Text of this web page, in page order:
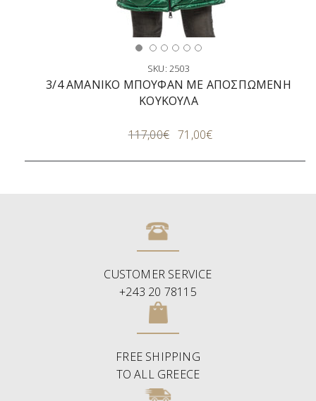
SKU: 2503
3/4 ΑΜΑΝΙΚΟ ΜΠΟΥΦΑΝ ΜΕ ΑΠΟΣΠΩΜΕΝΗ
ΚΟΥΚΟΥΛΑ
117,00€ 71,00€
CUSTOMER SERVICE
+243 20 78115
FREE SHIPPING
TO ALL GREECE